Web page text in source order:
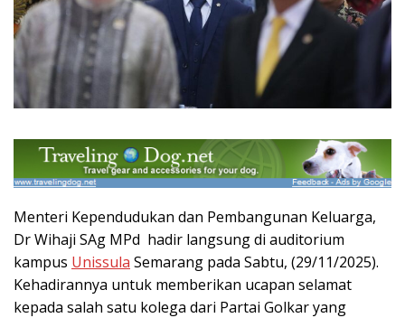
Menteri Kependudukan dan Pembangunan Keluarga,
Dr Wihaji SAg MPd hadir langsung di auditorium
kampus Unissula Semarang pada Sabtu, (29/11/2025).
Kehadirannya untuk memberikan ucapan selamat
kepada salah satu kolega dari Partai Golkar yang